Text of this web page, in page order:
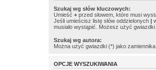
Szukaj wg słów kluczowych:
Umieść + przed słowem, które musi
Jeśli umieścisz listę słów oddzielonych |
musiało wystąpić. Możesz użyć
Szukaj wg autora:
Można użyć gwiazdki (*) jako
OPCJE WYSZUKIWANIA